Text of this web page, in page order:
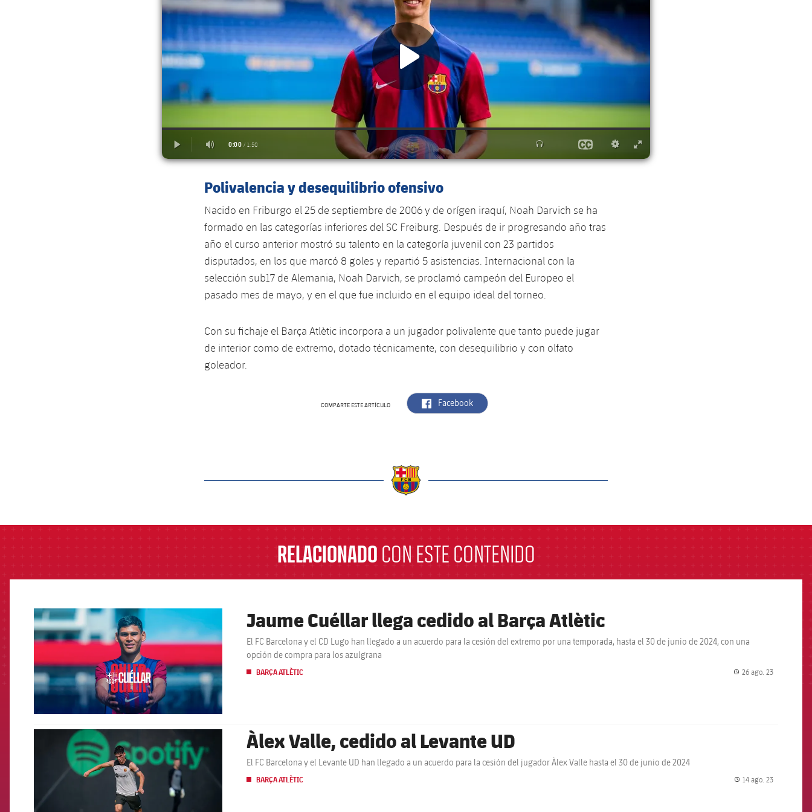
Polivalencia y desequilibrio ofensivo
Nacido en Friburgo el 25 de septiembre de 2006 y de orígen iraquí, Noah Darvich se ha
formado en las categorías inferiores del SC Freiburg. Después de ir progresando año tras
año el curso anterior mostró su talento en la categoría juvenil con 23 partidos
disputados, en los que marcó 8 goles y repartió 5 asistencias. Internacional con la
selección sub17 de Alemania, Noah Darvich, se proclamó campeón del Europeo el
pasado mes de mayo, y en el que fue incluido en el equipo ideal del torneo.
Con su fichaje el Barça Atlètic incorpora a un jugador polivalente que tanto puede jugar
de interior como de extremo, dotado técnicamente, con desequilibrio y con olfato
goleador.
COMPARTE ESTE ARTÍCULO label.aria.facebook
Facebook
RELACIONADO CON ESTE CONTENIDO
FCB Barcelona badge Jaume Cuéllar llega cedido al Barça Atlètic
El FC Barcelona y el CD Lugo han llegado a un acuerdo para la cesión del extremo por una temporada, hasta el 30 de junio de 2024, con una
opción de compra para los azulgrana
BARÇA ATLÈTIC 26 ago. 23
FCB Barcelona badge Àlex Valle, cedido al Levante UD
El FC Barcelona y el Levante UD han llegado a un acuerdo para la cesión del jugador Àlex Valle hasta el 30 de junio de 2024
BARÇA ATLÈTIC 14 ago. 23